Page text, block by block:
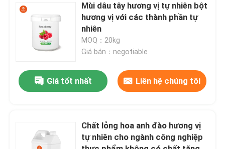
Kiểm soát chất lượng
Liên hệ chúng tôi
Yêu cầu báo giá
Hương vị đồ uống
Mùi dâu tây hương vị tự nhiên bột
hương vị với các thành phần tự
nhiên
MOQ：20kg
Giá bán：negotiable
Giá tốt nhất Liên hệ chúng tôi
Chất lỏng hoa anh đào hương vị
tự nhiên cho ngành công nghiệp